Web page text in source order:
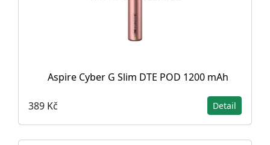
Aspire Cyber G Slim DTE POD 1200 mAh
389 Kč Detail